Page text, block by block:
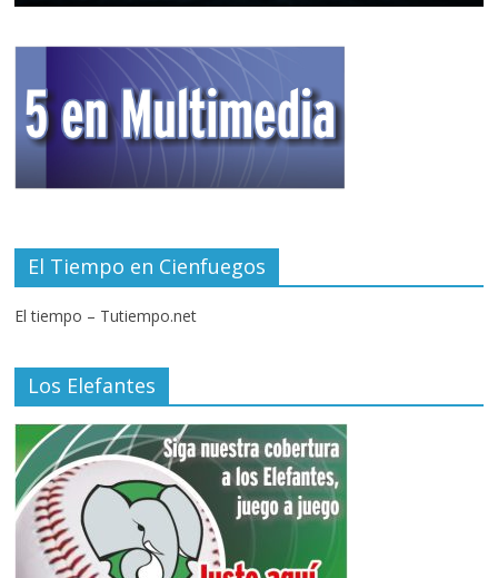
El Tiempo en Cienfuegos
El tiempo – Tutiempo.net
Los Elefantes